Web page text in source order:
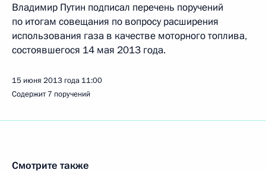
Владимир Путин подписал перечень поручений
по итогам совещания по вопросу расширения
использования газа в качестве моторного топлива,
состоявшегося 14 мая 2013 года.
15 июня 2013 года 11:00
Содержит 7 поручений
Смотрите также